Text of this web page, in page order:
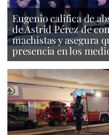
Eugenio califica de
de Astrid Pérez de
machistas y asegura
presencia en los